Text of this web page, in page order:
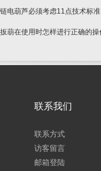
电葫芦必须考虑11点技术标准
葫在使用时怎样进行正确的操
联系我们
联系方式
访客留言
邮箱登陆